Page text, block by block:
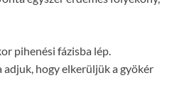
pihenési fázisba lép.
hogy elkerüljük a gyökér